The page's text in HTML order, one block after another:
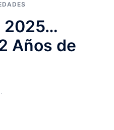
2025…
Años de